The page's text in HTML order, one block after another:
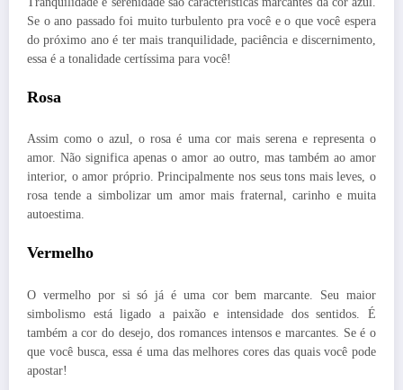
Se o ano passado foi muito turbulento pra você e o que você espera
do próximo ano é ter mais tranquilidade, paciência e discernimento,
essa é a tonalidade certíssima para você!
Rosa
Assim como o azul, o rosa é uma cor mais serena e representa o
amor. Não significa apenas o amor ao outro, mas também ao amor
interior, o amor próprio. Principalmente nos seus tons mais leves, o
rosa tende a simbolizar um amor mais fraternal, carinho e muita
autoestima.
Vermelho
O vermelho por si só já é uma cor bem marcante. Seu maior
simbolismo está ligado a paixão e intensidade dos sentidos. É
também a cor do desejo, dos romances intensos e marcantes. Se é o
que você busca, essa é uma das melhores cores das quais você pode
apostar!